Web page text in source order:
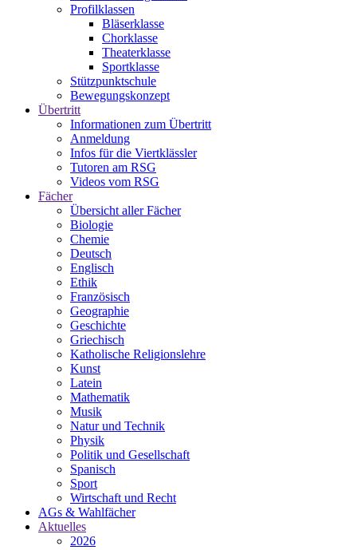
Profilklassen
Bläserklasse
Chorklasse
Theaterklasse
Sportklasse
Stützpunktschule
Bewegungskonzept
Übertritt
Informationen zum Übertritt
Anmeldung
Infos für die Viertklässler
Tutoren am RSG
Videos vom RSG
Fächer
Übersicht aller Fächer
Biologie
Chemie
Deutsch
Englisch
Ethik
Französisch
Geographie
Geschichte
Griechisch
Katholische Religionslehre
Kunst
Latein
Mathematik
Musik
Natur und Technik
Physik
Politik und Gesellschaft
Spanisch
Sport
Wirtschaft und Recht
AGs & Wahlfächer
Aktuelles
2026